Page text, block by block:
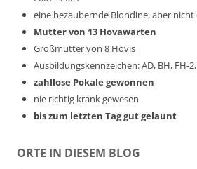
eine bezaubernde Blondine, aber nicht
Mutter von 13 Hovawarten
Großmutter von 8 Hovis
Ausbildungskennzeichen: AD, BH, FH-
zahllose Pokale gewonnen
nie richtig krank gewesen
bis zum letzten Tag gut gelaunt
ORTE IN DIESEM BLOG